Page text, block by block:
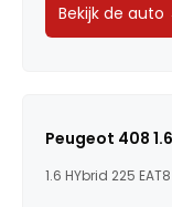
Bekijk de auto
Peugeot 408
1.6 HYbrid 225